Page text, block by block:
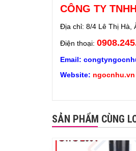
CÔNG TY
Địa chỉ: 8/4 Lê Thị Hà,
Điện thoại:
Email:
Website: ngocnhu.vn
SẢN PHẨM CÙNG